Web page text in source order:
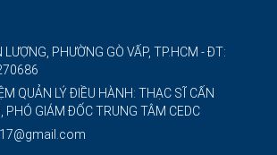
PHƯỜNG GÒ VẤP, TP.HCM - ĐT:
QUẢN LÝ ĐIỀU HÀNH: THẠC SĨ CẤN
PHÓ GIÁM ĐỐC TRUNG TÂM CEDC